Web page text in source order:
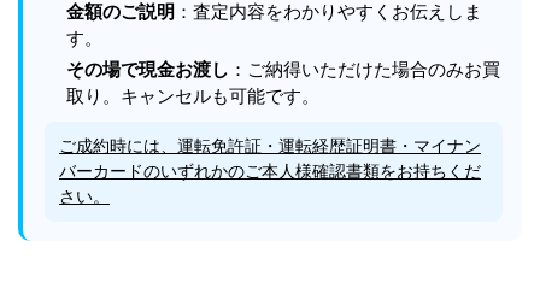
金額のご説明 ：査定内容をわかりやすくお伝えしま
す。
その場で現金お渡し ：ご納得いただけた場合のみお買
取り。キャンセルも可能です。
ご成約時には、運転免許証・運転経歴証明書・マイナン
バーカードのいずれかのご本人様確認書類をお持ちくだ
さい。